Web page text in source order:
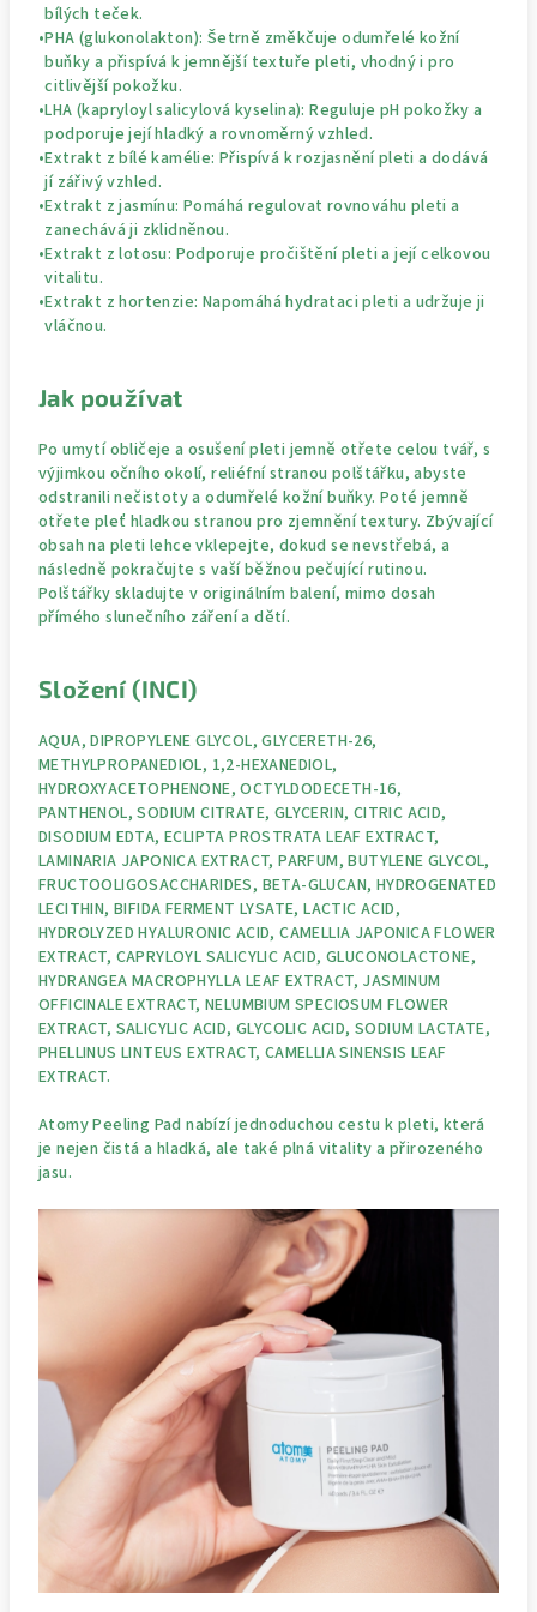
bílých teček.
•PHA (glukonolakton): Šetrně změkčuje odumřelé kožní
buňky a přispívá k jemnější textuře pleti, vhodný i pro
citlivější pokožku.
•LHA (kapryloyl salicylová kyselina): Reguluje pH pokožky a
podporuje její hladký a rovnoměrný vzhled.
•Extrakt z bílé kamélie: Přispívá k rozjasnění pleti a dodává
jí zářivý vzhled.
•Extrakt z jasmínu: Pomáhá regulovat rovnováhu pleti a
zanechává ji zklidněnou.
•Extrakt z lotosu: Podporuje pročištění pleti a její celkovou
vitalitu.
•Extrakt z hortenzie: Napomáhá hydrataci pleti a udržuje ji
vláčnou.
Jak používat
Po umytí obličeje a osušení pleti jemně otřete celou tvář, s
výjimkou očního okolí, reliéfní stranou polštářku, abyste
odstranili nečistoty a odumřelé kožní buňky. Poté jemně
otřete pleť hladkou stranou pro zjemnění textury. Zbývající
obsah na pleti lehce vklepejte, dokud se nevstřebá, a
následně pokračujte s vaší běžnou pečující rutinou.
Polštářky skladujte v originálním balení, mimo dosah
přímého slunečního záření a dětí.
Složení (INCI)
AQUA, DIPROPYLENE GLYCOL, GLYCERETH-26,
METHYLPROPANEDIOL, 1,2-HEXANEDIOL,
HYDROXYACETOPHENONE, OCTYLDODECETH-16,
PANTHENOL, SODIUM CITRATE, GLYCERIN, CITRIC ACID,
DISODIUM EDTA, ECLIPTA PROSTRATA LEAF EXTRACT,
LAMINARIA JAPONICA EXTRACT, PARFUM, BUTYLENE GLYCOL,
FRUCTOOLIGOSACCHARIDES, BETA-GLUCAN, HYDROGENATED
LECITHIN, BIFIDA FERMENT LYSATE, LACTIC ACID,
HYDROLYZED HYALURONIC ACID, CAMELLIA JAPONICA FLOWER
EXTRACT, CAPRYLOYL SALICYLIC ACID, GLUCONOLACTONE,
HYDRANGEA MACROPHYLLA LEAF EXTRACT, JASMINUM
OFFICINALE EXTRACT, NELUMBIUM SPECIOSUM FLOWER
EXTRACT, SALICYLIC ACID, GLYCOLIC ACID, SODIUM LACTATE,
PHELLINUS LINTEUS EXTRACT, CAMELLIA SINENSIS LEAF
EXTRACT.
Atomy Peeling Pad nabízí jednoduchou cestu k pleti, která
je nejen čistá a hladká, ale také plná vitality a přirozeného
jasu.